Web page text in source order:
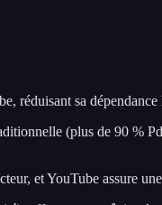
réduisant sa dépendance
(plus de 90 %
et YouTube assure